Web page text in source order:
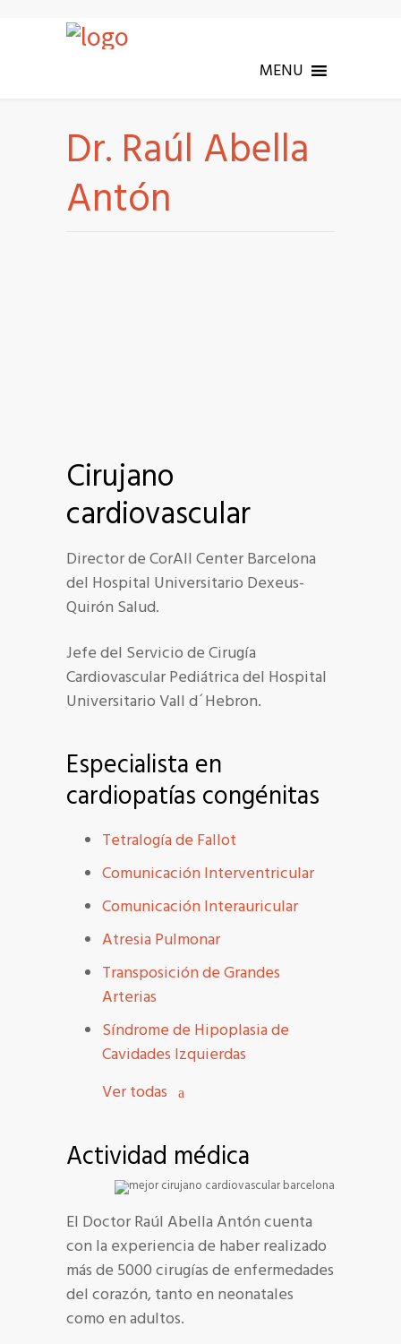
MENU
Dr. Raúl Abella
Antón
Cirujano
cardiovascular
Director de CorAll Center Barcelona
del Hospital Universitario Dexeus-
Quirón Salud.
Jefe del Servicio de Cirugía
Cardiovascular Pediátrica del Hospital
Universitario Vall d´Hebron.
Especialista en
cardiopatías congénitas
Tetralogía de Fallot
Comunicación Interventricular
Comunicación Interauricular
Atresia Pulmonar
Transposición de Grandes
Arterias
Síndrome de Hipoplasia de
Cavidades Izquierdas
Ver todas
Actividad médica
El Doctor Raúl Abella Antón cuenta
con la experiencia de haber realizado
más de 5000 cirugías de enfermedades
del corazón, tanto en neonatales
como en adultos.